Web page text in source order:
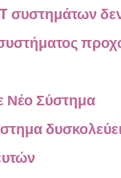
συστημάτων δεν
Νέο Σύστημα